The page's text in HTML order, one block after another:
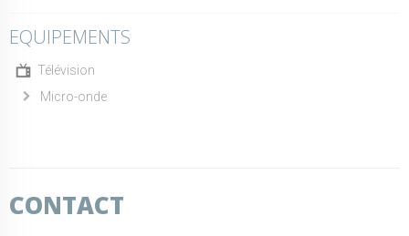
EQUIPEMENTS
Télévision
Micro-onde
CONTACT